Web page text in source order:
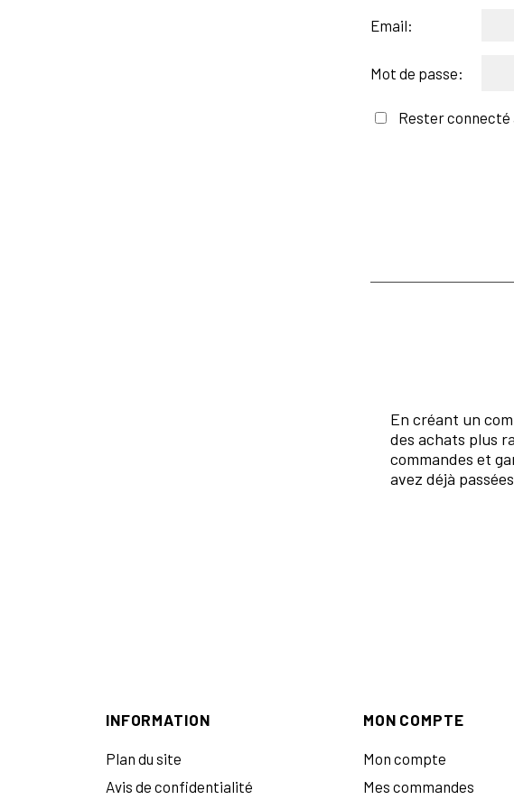
Email:
Mot de passe:
Rester connecté
En créant un
des achats plus
commandes et
avez déjà
INFORMATION
Plan du site
Avis de confidentialité
MON COMPTE
Mon compte
Mes commandes